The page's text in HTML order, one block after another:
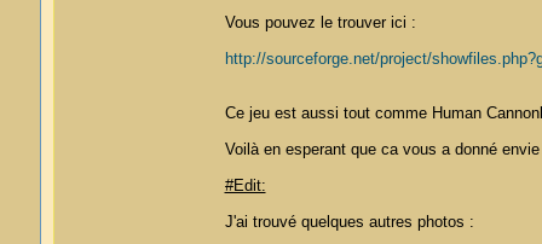
Vous pouvez le trouver ici :
http://sourceforge.net/project/
Ce jeu est aussi tout comme Human
Voilà en esperant que ca vous a donné
#Edit:
J'ai trouvé quelques autres photos :